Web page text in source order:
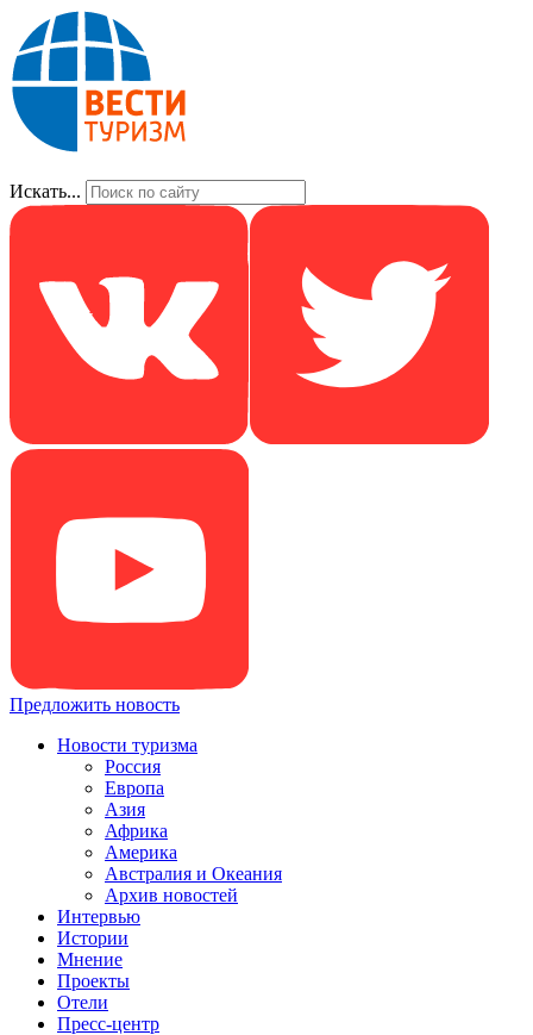
Искать...
Предложить новость
Новости туризма
Россия
Европа
Азия
Африка
Америка
Австралия и Океания
Архив новостей
Интервью
Истории
Мнение
Проекты
Отели
Пресс-центр